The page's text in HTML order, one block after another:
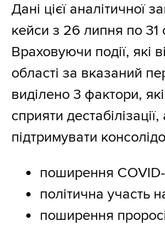
Дані цієї аналітичної
кейси з 26 липня по 31
Враховуючи події, які
області за вказаний
виділено 3 фактори,
сприяти
підтримувати
поширення
політична участь
поширення